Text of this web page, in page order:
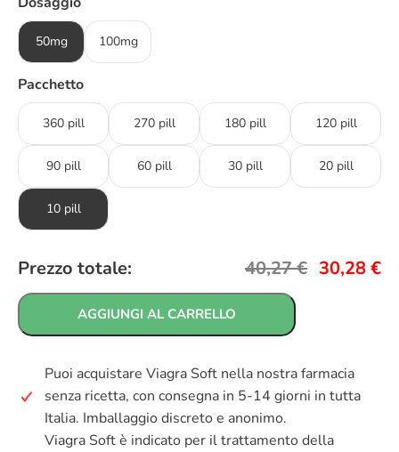
50mg 100mg
Pacchetto
360 pill 270 pill 180 pill 120 pill
90 pill 60 pill 30 pill 20 pill
10 pill
Prezzo totale: 40,27€ 30,28€
AGGIUNGI AL CARRELLO
Puoi acquistare Viagra Soft nella nostra farmacia
senza ricetta, con consegna in 5-14 giorni in tutta
Italia. Imballaggio discreto e anonimo.
Viagra Soft è indicato per il trattamento della